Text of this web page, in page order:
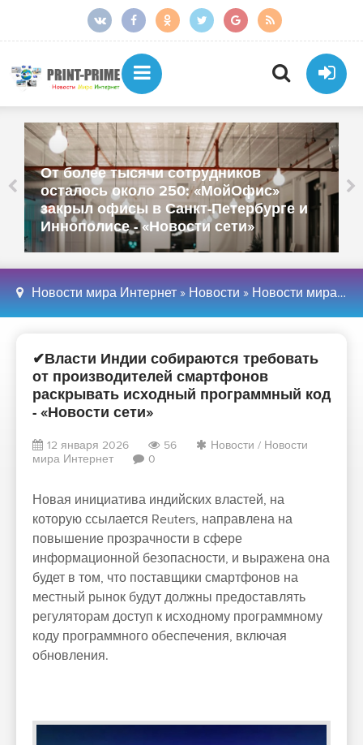
От более тысячи сотрудников
осталось около 250: «МойОфис»
закрыл офисы в Санкт-Петербурге и
Иннополисе - «Новости сети»
Новости мира Интернет » Новости » Новости мира Интернет
✔Власти Индии собираются требовать
от производителей смартфонов
раскрывать исходный программный код
- «Новости сети»
12 января 2026 56 Новости / Новости
мира Интернет
0
Новая инициатива индийских властей, на
которую ссылается Reuters, направлена на
повышение прозрачности в сфере
информационной безопасности, и выражена она
будет в том, что поставщики смартфонов на
местный рынок будут должны предоставлять
регуляторам доступ к исходному программному
коду программного обеспечения, включая
обновления.